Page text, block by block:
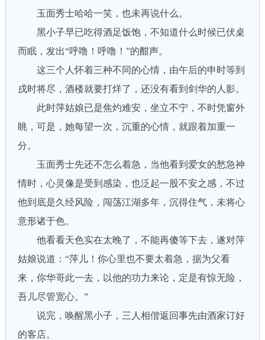
玉面秀士哈哈一笑，也未再说什么。
黑小子早已吃得酒足饭饱，不知道什么时候已伏桌
而眠，发出“呼噜！呼噜！”的酣声。
这三个人怀着三种不同的心情，由午后的申时等到
戌时将尽，酒楼就要打烊了，还没有看到剑华的人影。
此时萍姑娘已是焦灼难安，坐立不宁，不时凭窗外
眺，可是，她每望一次，沉重的心情，就跟着加重一
分。
玉面秀士先还不怎么着急，当他看到爱女的愁急神
情时，心灵像是受到感染，也泛起一股不安之感，不过
他到底是久经风险，闯荡江湖多年，沉得住气，未将心
意形诸于色。
他看看天色实在太晚了，不能再傻等下去，遂对萍
姑娘说道：“萍儿！你心里也不要太着急，据为父看
来，你华哥此一去，以他的功力来论，定是有惊无险，
吾儿尽管宽心。”
说完，唤醒黑小子，三人相偕返回事先由酒家订好
的客店。